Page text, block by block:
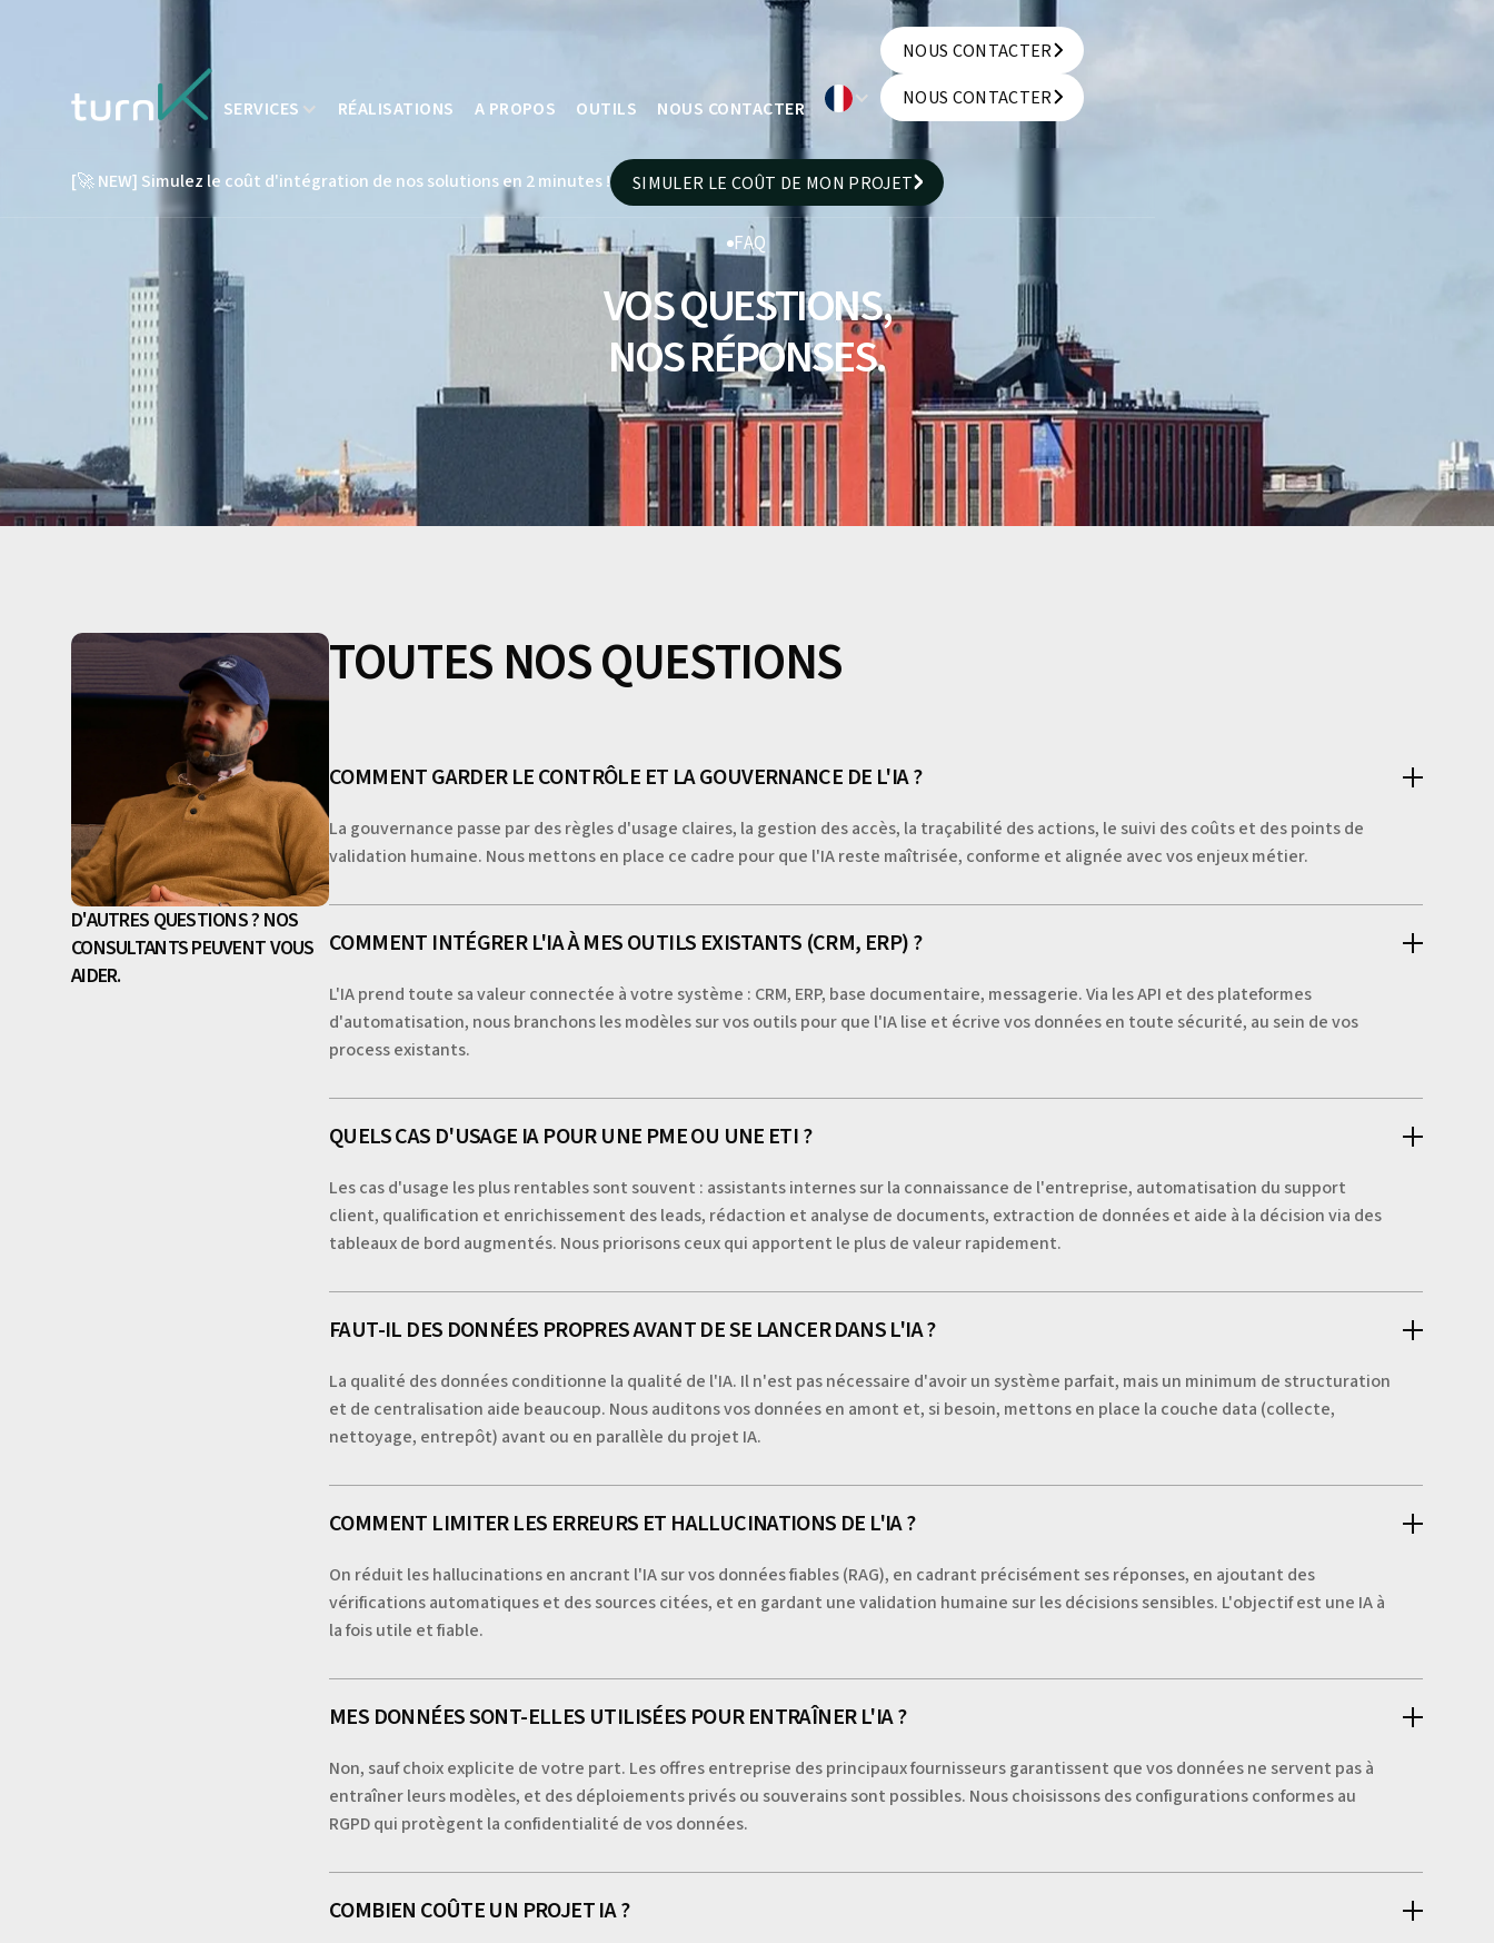
SERVICES RÉALISATIONS A PROPOS OUTILS NOUS CONTACTER
NOUS CONTACTER
NOUS CONTACTER
NOUS CONTACTER
[🚀 NEW] Simulez le coût d'intégration de nos solutions en 2 minutes !
SIMULER LE COÛT DE MON PROJET
SIMULER LE COÛT DE MON PROJET
FAQ
VOS QUESTIONS,
NOS RÉPONSES.
D'AUTRES QUESTIONS ? NOS
CONSULTANTS PEUVENT VOUS
AIDER.
TOUTES NOS QUESTIONS
COMMENT GARDER LE CONTRÔLE ET LA GOUVERNANCE DE L'IA ?
La gouvernance passe par des règles d'usage claires, la gestion des accès, la traçabilité des actions, le suivi des coûts et des points de
validation humaine. Nous mettons en place ce cadre pour que l'IA reste maîtrisée, conforme et alignée avec vos enjeux métier.
COMMENT INTÉGRER L'IA À MES OUTILS EXISTANTS (CRM, ERP) ?
L'IA prend toute sa valeur connectée à votre système : CRM, ERP, base documentaire, messagerie. Via les API et des plateformes
d'automatisation, nous branchons les modèles sur vos outils pour que l'IA lise et écrive vos données en toute sécurité, au sein de vos
process existants.
QUELS CAS D'USAGE IA POUR UNE PME OU UNE ETI ?
Les cas d'usage les plus rentables sont souvent : assistants internes sur la connaissance de l'entreprise, automatisation du support
client, qualification et enrichissement des leads, rédaction et analyse de documents, extraction de données et aide à la décision via des
tableaux de bord augmentés. Nous priorisons ceux qui apportent le plus de valeur rapidement.
FAUT-IL DES DONNÉES PROPRES AVANT DE SE LANCER DANS L'IA ?
La qualité des données conditionne la qualité de l'IA. Il n'est pas nécessaire d'avoir un système parfait, mais un minimum de structuration
et de centralisation aide beaucoup. Nous auditons vos données en amont et, si besoin, mettons en place la couche data (collecte,
nettoyage, entrepôt) avant ou en parallèle du projet IA.
COMMENT LIMITER LES ERREURS ET HALLUCINATIONS DE L'IA ?
On réduit les hallucinations en ancrant l'IA sur vos données fiables (RAG), en cadrant précisément ses réponses, en ajoutant des
vérifications automatiques et des sources citées, et en gardant une validation humaine sur les décisions sensibles. L'objectif est une IA à
la fois utile et fiable.
MES DONNÉES SONT-ELLES UTILISÉES POUR ENTRAÎNER L'IA ?
Non, sauf choix explicite de votre part. Les offres entreprise des principaux fournisseurs garantissent que vos données ne servent pas à
entraîner leurs modèles, et des déploiements privés ou souverains sont possibles. Nous choisissons des configurations conformes au
RGPD qui protègent la confidentialité de vos données.
COMBIEN COÛTE UN PROJET IA ?